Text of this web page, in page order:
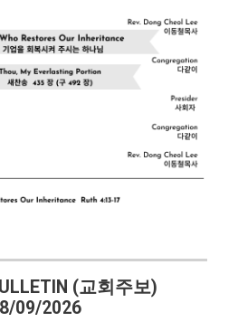
(교회주보)
09/2026